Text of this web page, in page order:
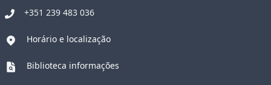
+351 239 483 036
Horário e localização
Biblioteca informações